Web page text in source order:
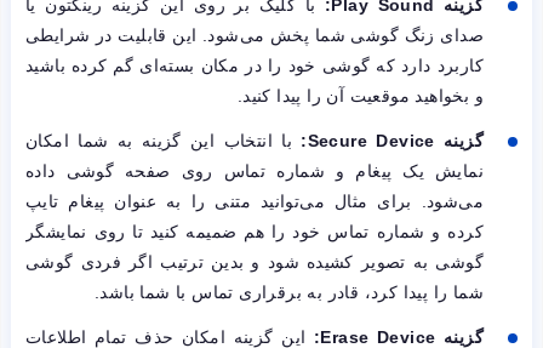
گزینه Play Sound
: با کلیک بر روی این گزینه رینگتون یا
صدای زنگ گوشی شما پخش می‌شود. این قابلیت در شرایطی
کاربرد دارد که گوشی خود را در مکان بسته‌ای گم کرده باشید
و بخواهید موقعیت آن را پیدا کنید.
گزینه Secure Device
: با انتخاب این گزینه به شما امکان
نمایش یک پیغام و شماره تماس روی صفحه گوشی داده
می‌شود. برای مثال می‌توانید متنی را به عنوان پیغام تایپ
کرده و شماره تماس خود را هم ضمیمه کنید تا روی نمایشگر
گوشی به تصویر کشیده شود و بدین ترتیب اگر فردی گوشی
شما را پیدا کرد، قادر به برقراری تماس با شما باشد.
گزینه Erase Device
: این گزینه امکان حذف تمام اطلاعات